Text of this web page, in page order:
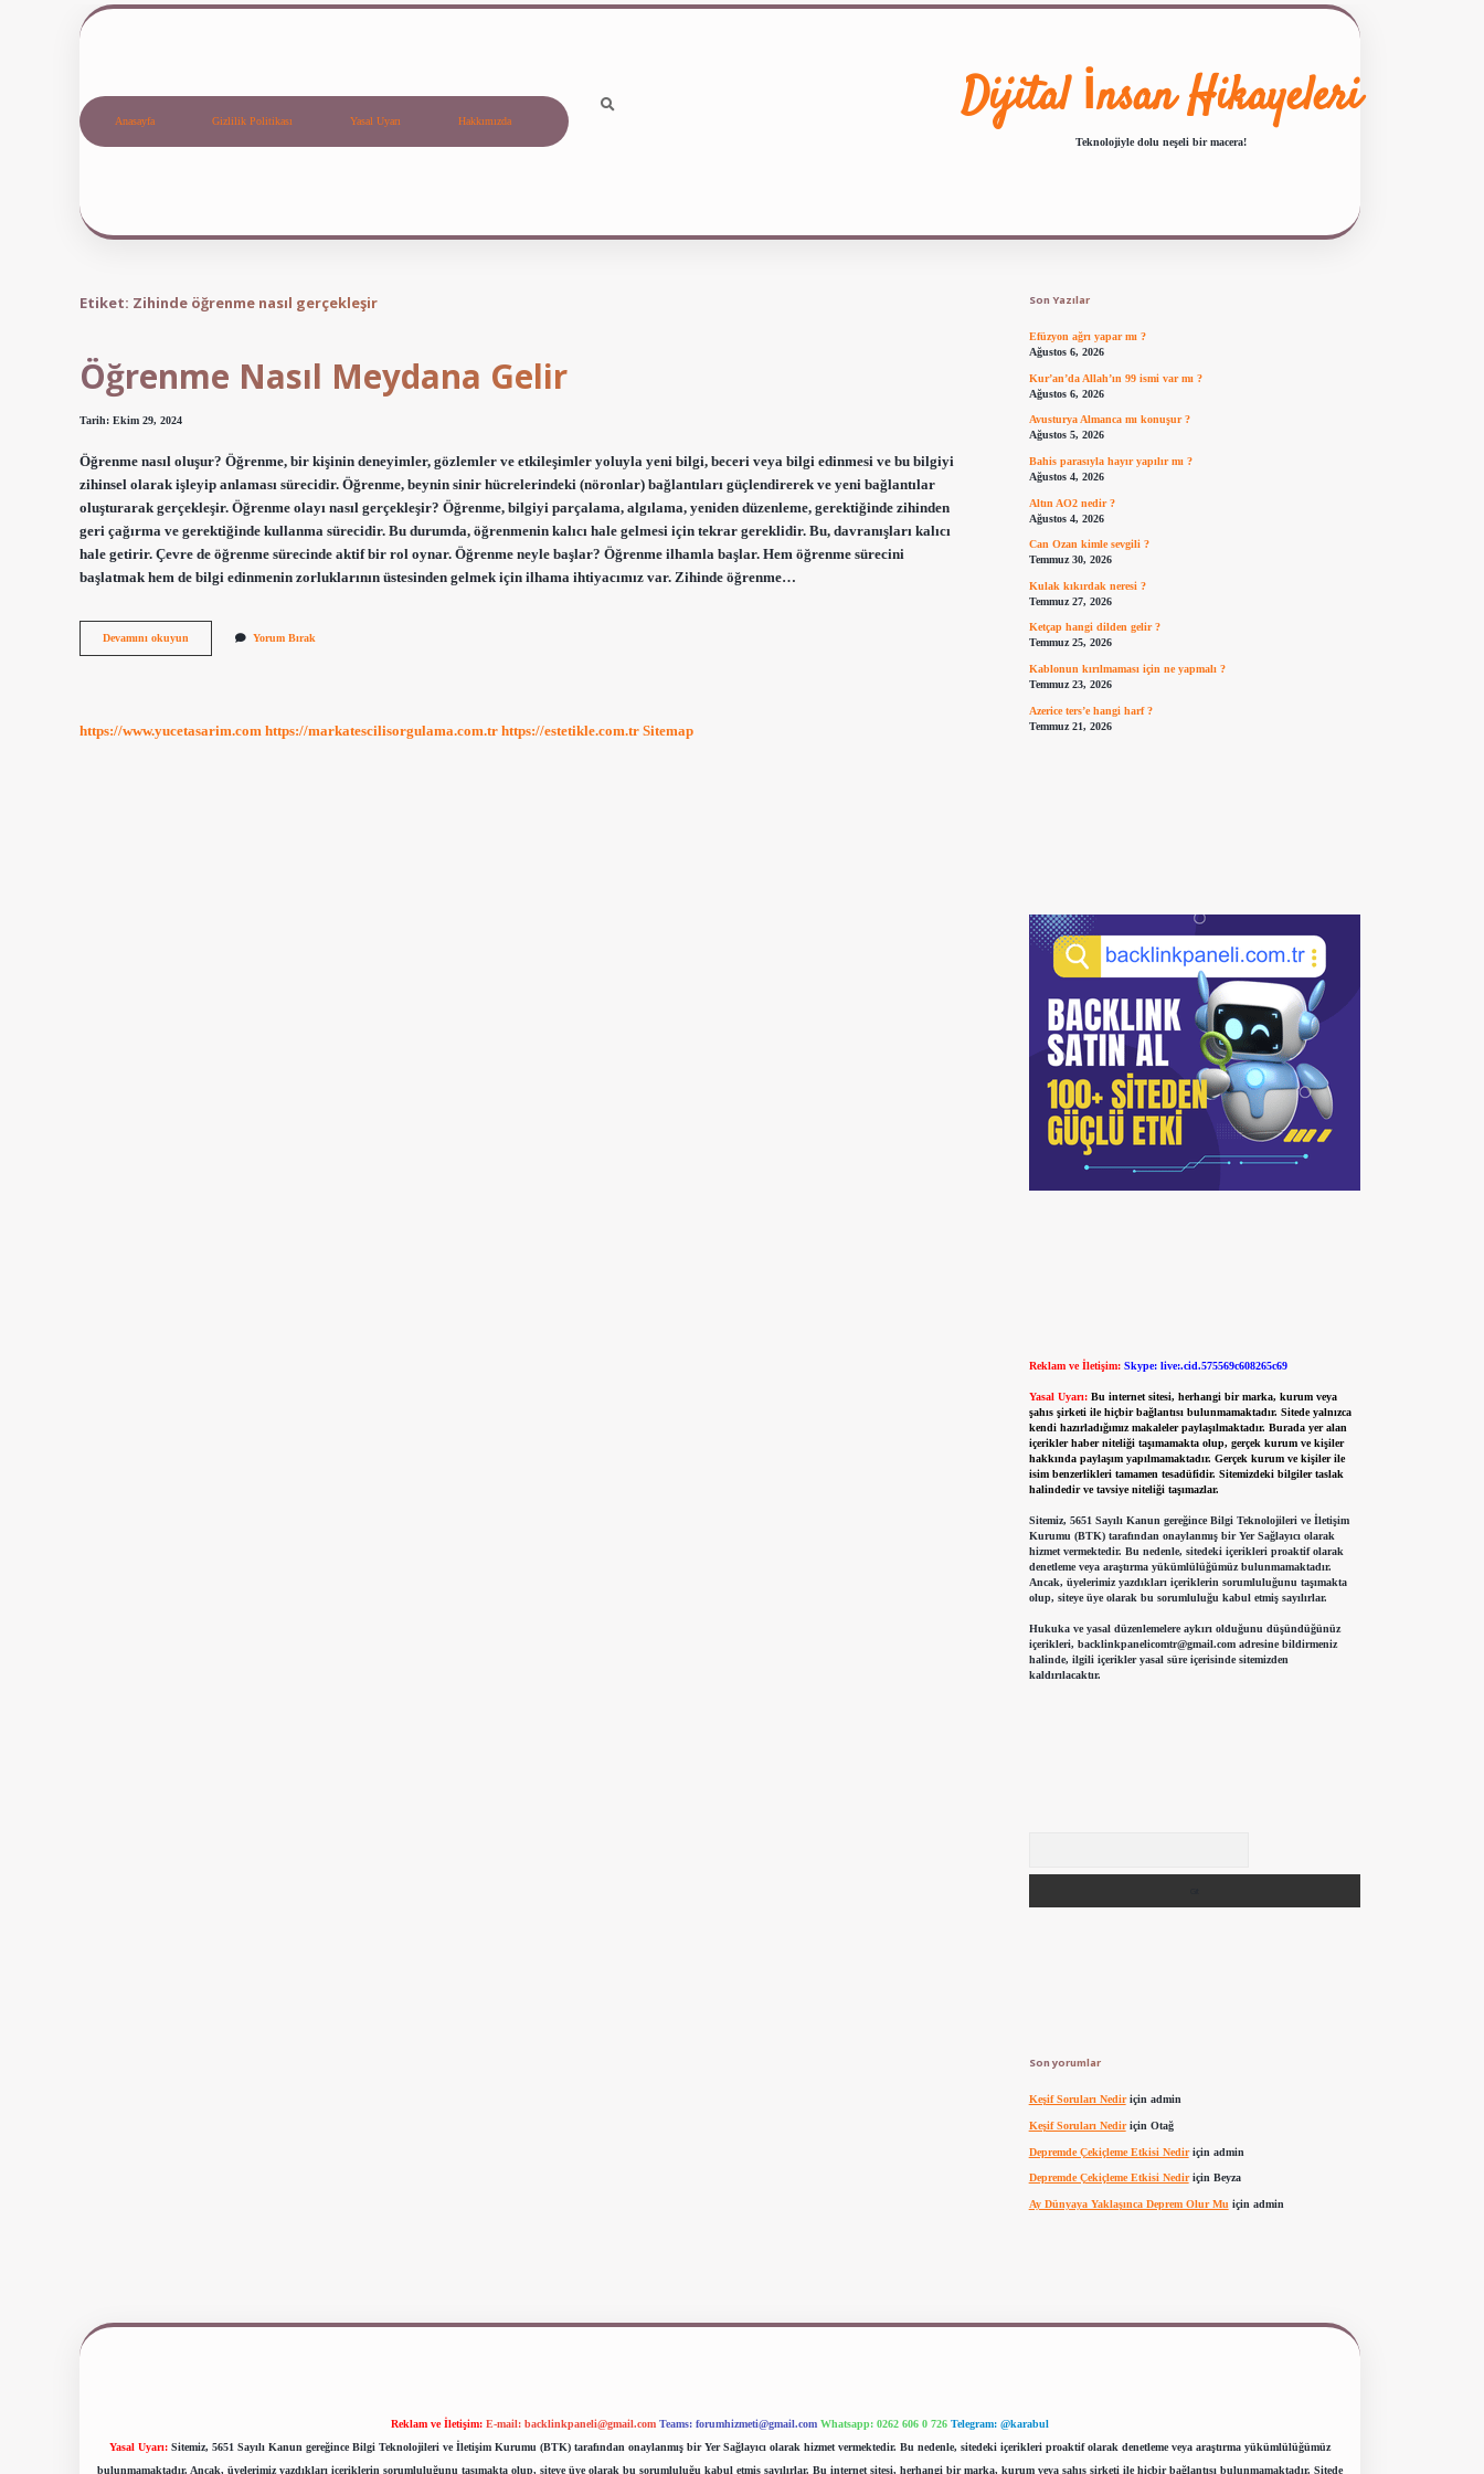
Anasayfa Gizlilik Politikası Yasal Uyarı Hakkımızda Dijital İnsan Hikayeleri
Teknolojiyle dolu neşeli bir macera!
Etiket: Zihinde öğrenme nasıl gerçekleşir
Öğrenme Nasıl Meydana Gelir
Tarih: Ekim 29, 2024
Öğrenme nasıl oluşur? Öğrenme, bir kişinin deneyimler, gözlemler ve etkileşimler yoluyla yeni bilgi, beceri veya bilgi edinmesi ve bu bilgiyi
zihinsel olarak işleyip anlaması sürecidir. Öğrenme, beynin sinir hücrelerindeki (nöronlar) bağlantıları güçlendirerek ve yeni bağlantılar
oluşturarak gerçekleşir. Öğrenme olayı nasıl gerçekleşir? Öğrenme, bilgiyi parçalama, algılama, yeniden düzenleme, gerektiğinde zihinden
geri çağırma ve gerektiğinde kullanma sürecidir. Bu durumda, öğrenmenin kalıcı hale gelmesi için tekrar gereklidir. Bu, davranışları kalıcı
hale getirir. Çevre de öğrenme sürecinde aktif bir rol oynar. Öğrenme neyle başlar? Öğrenme ilhamla başlar. Hem öğrenme sürecini
başlatmak hem de bilgi edinmenin zorluklarının üstesinden gelmek için ilhama ihtiyacımız var. Zihinde öğrenme…
Devamını okuyun
Nasıl
Yorum Bırak
https://www.yucetasarim.com https://markatescilisorgulama.com.tr https://estetikle.com.tr Sitemap
Son Yazılar
Efüzyon ağrı yapar mı ?
Ağustos 6, 2026
Kur’an’da Allah’ın 99 ismi var mı ?
Ağustos 6, 2026
Avusturya Almanca mı konuşur ?
Ağustos 5, 2026
Bahis parasıyla hayır yapılır mı ?
Ağustos 4, 2026
Altın AO2 nedir ?
Ağustos 4, 2026
Can Ozan kimle sevgili ?
Temmuz 30, 2026
Kulak kıkırdak neresi ?
Temmuz 27, 2026
Ketçap hangi dilden gelir ?
Temmuz 25, 2026
Kablonun kırılmaması için ne yapmalı ?
Temmuz 23, 2026
Azerice ters’e hangi harf ?
Temmuz 21, 2026
Reklam ve İletişim: Skype: live:.cid.575569c608265c69
Yasal Uyarı: Bu internet sitesi, herhangi bir marka, kurum veya
şahıs şirketi ile hiçbir bağlantısı bulunmamaktadır. Sitede yalnızca
kendi hazırladığımız makaleler paylaşılmaktadır. Burada yer alan
içerikler haber niteliği taşımamakta olup, gerçek kurum ve kişiler
hakkında paylaşım yapılmamaktadır. Gerçek kurum ve kişiler ile
isim benzerlikleri tamamen tesadüfidir. Sitemizdeki bilgiler taslak
halindedir ve tavsiye niteliği taşımazlar.
Sitemiz, 5651 Sayılı Kanun gereğince Bilgi Teknolojileri ve İletişim
Kurumu (BTK) tarafından onaylanmış bir Yer Sağlayıcı olarak
hizmet vermektedir. Bu nedenle, sitedeki içerikleri proaktif olarak
denetleme veya araştırma yükümlülüğümüz bulunmamaktadır.
Ancak, üyelerimiz yazdıkları içeriklerin sorumluluğunu taşımakta
olup, siteye üye olarak bu sorumluluğu kabul etmiş sayılırlar.
Hukuka ve yasal düzenlemelere aykırı olduğunu düşündüğünüz
içerikleri, backlinkpanelicomtr@gmail.comadresine bildirmeniz
halinde, ilgili içerikler yasal süre içerisinde sitemizden
kaldırılacaktır.
Son yorumlar
Keşif Soruları Nediriçin admin
Keşif Soruları Nediriçin Otağ
Depremde Çekiçleme Etkisi Nediriçin admin
Depremde Çekiçleme Etkisi Nediriçin Beyza
Ay Dünyaya Yaklaşınca Deprem Olur Mu için admin
Reklam ve İletişim: E-mail: backlinkpaneli@gmail.com Teams: forumhizmeti@gmail.com Whatsapp: 0262 606 0 726 Telegram: @karabul
Yasal Uyarı: Sitemiz, 5651 Sayılı Kanun gereğince Bilgi Teknolojileri ve İletişim Kurumu (BTK) tarafından onaylanmış bir Yer Sağlayıcı olarak hizmet vermektedir. Bu nedenle, sitedeki içerikleri proaktif olarak denetleme veya araştırma yükümlülüğümüz
bulunmamaktadır. Ancak, üyelerimiz yazdıkları içeriklerin sorumluluğunu taşımakta olup, siteye üye olarak bu sorumluluğu kabul etmiş sayılırlar. Bu internet sitesi, herhangi bir marka, kurum veya şahıs şirketi ile hiçbir bağlantısı bulunmamaktadır. Sitede